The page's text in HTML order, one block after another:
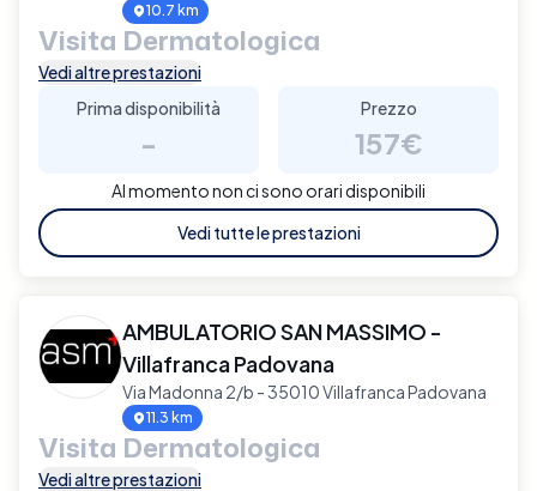
10.7 km
Visita Dermatologica
Vedi altre prestazioni
Prima disponibilità
-
Prezzo
157€
Al momento non ci sono orari disponibili
Vedi tutte le prestazioni
AMBULATORIO SAN MASSIMO -
Villafranca Padovana
Via Madonna 2/b - 35010 Villafranca Padovana
11.3 km
Visita Dermatologica
Vedi altre prestazioni